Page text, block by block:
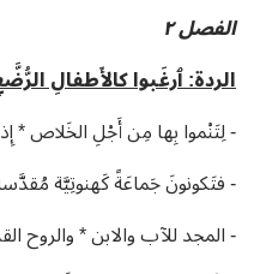
الفصل ٢
الردة: ٱرغَبوا كالأَطفالِ
- لِتَنْموا بِها مِن أَجْلِ الخَلاص *
- فتَكونونَ جَماعَةً كَهنوتِيَّة مُقدَّسة
- المجد للآب والابن * والروح